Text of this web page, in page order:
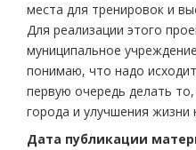
места для тренировок и
Для реализации этого
муниципальное
понимаю, что надо
первую очередь делать
города и улучшения жизни
Дата публикации